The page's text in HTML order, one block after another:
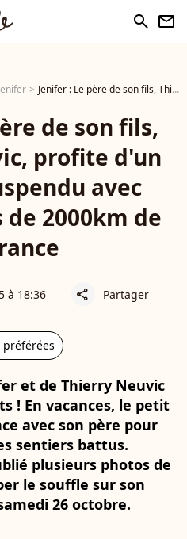
search newsletter
Jenifer : Le père de son fils, Thierry Neuvic, profite d'un moment suspendu avec Joseph à plus de 2000km de la France
de son fils,
profite d'un
avec
de 2000km de
à 18:36 share Partager
préférées
et de Thierry Neuvic
! En vacances, le petit
avec son père pour
sentiers battus.
plusieurs photos de
le souffle sur son
26 octobre.